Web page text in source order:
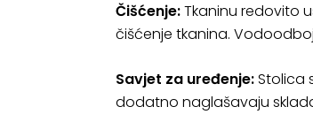
Čišćenje:Tkaninu redovito
čišćenje tkanina.
Savjet za uređenje:Stolica
dodatno naglašavaju